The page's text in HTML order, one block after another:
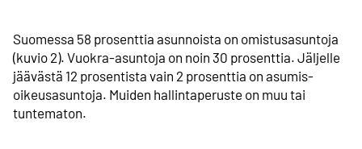
Suomessa 58 prosenttia asunnoista on omistusasuntoja
(kuvio 2). Vuokra-asuntoja on noin 30 prosenttia. Jäljelle
jäävästä 12 prosentista vain 2 prosenttia on asumis­
oikeusasuntoja. Muiden hallinta­peruste on muu tai
tuntematon.